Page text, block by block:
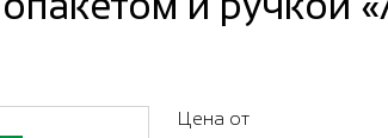
Цена от